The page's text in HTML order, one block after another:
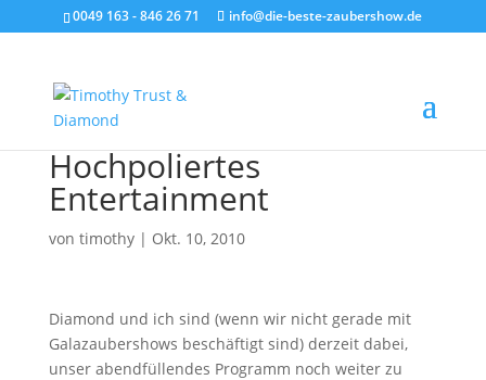
0049 163 - 846 26 71 info@die-beste-zaubershow.de
Hochpoliertes
Entertainment
von timothy| Okt. 10, 2010
Diamond und ich sind (wenn wir nicht gerade mit
Galazaubershows beschäftigt sind) derzeit dabei,
unser abendfüllendes Programm noch weiter zu